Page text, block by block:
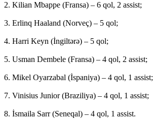
2. Kilian Mbappe (Fransa) – 6 qol, 2 assist;
3. Erlinq Haaland (Norveç) – 5 qol;
4. Harri Keyn (İngiltərə) – 5 qol;
5. Usman Dembele (Fransa) – 4 qol, 2 assist;
6. Mikel Oyarzabal (İspaniya) – 4 qol, 1 assist;
7. Vinisius Junior (Braziliya) – 4 qol, 1 assist;
8. İsmaila Sarr (Seneqal) – 4 qol, 1 assist.